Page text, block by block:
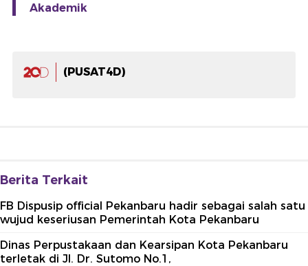
Akademik
(PUSAT4D)
Berita Terkait
FB Dispusip official Pekanbaru hadir sebagai salah satu
wujud keseriusan Pemerintah Kota Pekanbaru
Dinas Perpustakaan dan Kearsipan Kota Pekanbaru
terletak di Jl. Dr. Sutomo No.1,